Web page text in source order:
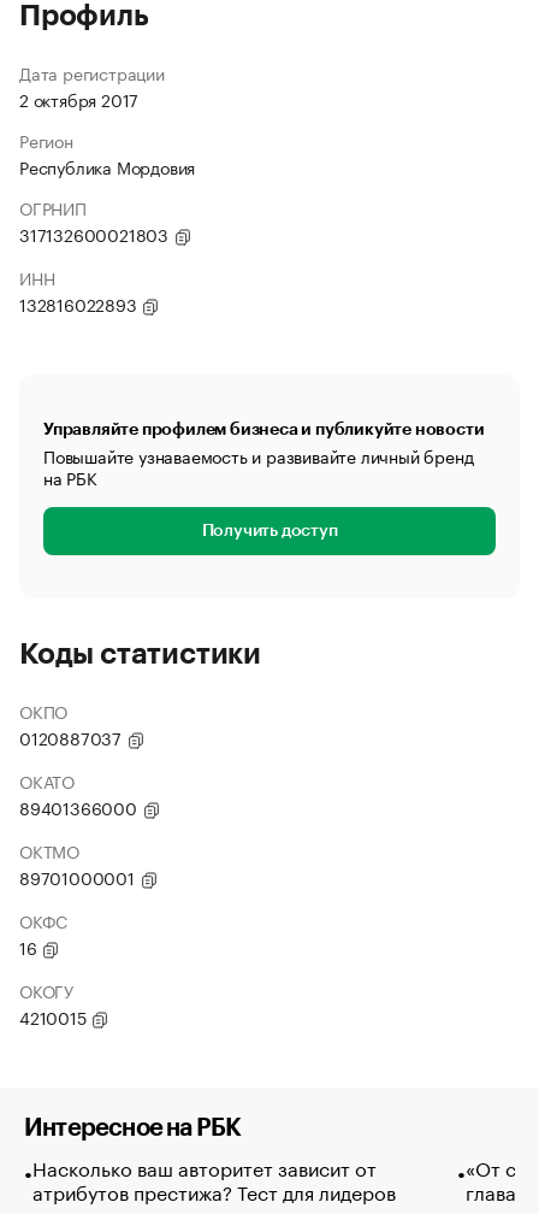
Профиль
Дата регистрации
2 октября 2017
Регион
Республика Мордовия
ОГРНИП
317132600021803
ИНН
132816022893
Управляйте профилем бизнеса и публикуйте новости
Повышайте узнаваемость и развивайте личный бренд
на РБК
Получить доступ
Коды статистики
ОКПО
0120887037
ОКАТО
89401366000
ОКТМО
89701000001
ОКФС
16
ОКОГУ
4210015
Интересное на РБК
Насколько ваш авторитет зависит от
атрибутов престижа? Тест для лидеров
«От
глава